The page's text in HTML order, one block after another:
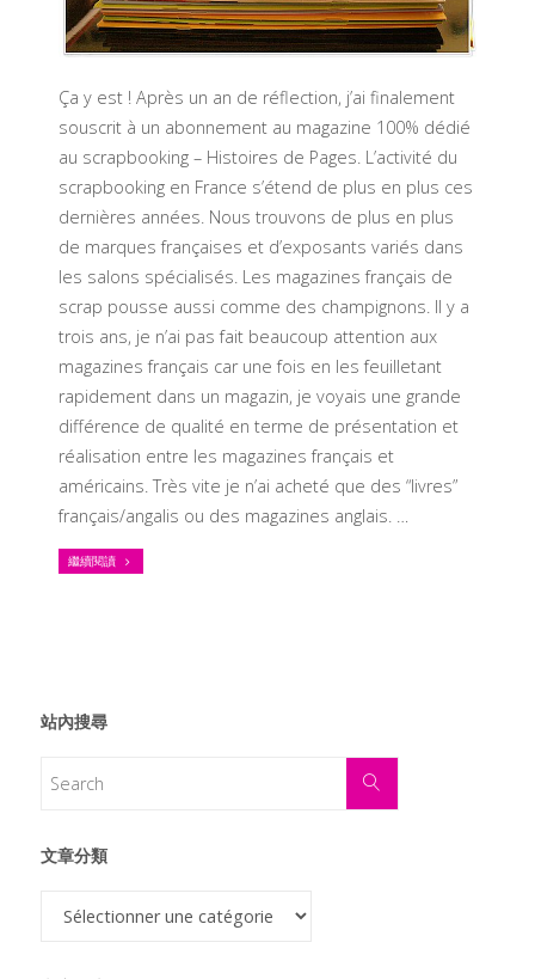
Ça y est ! Après un an de réflection, j’ai finalement
souscrit à un abonnement au magazine 100% dédié
au scrapbooking – Histoires de Pages. L’activité du
scrapbooking en France s’étend de plus en plus ces
dernières années. Nous trouvons de plus en plus
de marques françaises et d’exposants variés dans
les salons spécialisés. Les magazines français de
scrap pousse aussi comme des champignons. Il y a
trois ans, je n’ai pas fait beaucoup attention aux
magazines français car une fois en les feuilletant
rapidement dans un magazin, je voyais une grande
différence de qualité en terme de présentation et
réalisation entre les magazines français et
américains. Très vite je n’ai acheté que des “livres”
français/angalis ou des magazines anglais. …
繼續閱讀
站內搜尋
文章分類